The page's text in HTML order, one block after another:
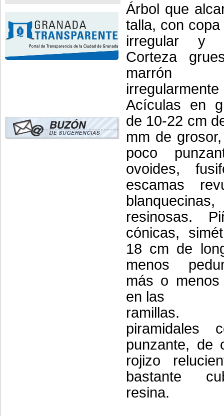
Árbol que
talla, con
irregular y
Corteza
Acículas en
de 10-22 cm
mm de
poco
ovoides,
escamas
resinosas.
cónicas,
18 cm de
menos
más o menos
en las
ramillas.
piramidales
punzante, de
rojizo
bastante
resina.